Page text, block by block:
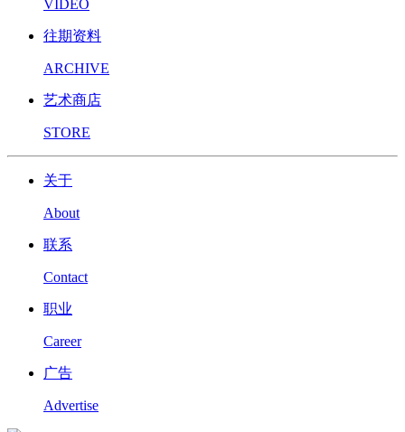
VIDEO
往期资料
ARCHIVE
艺术商店
STORE
关于
About
联系
Contact
职业
Career
广告
Advertise